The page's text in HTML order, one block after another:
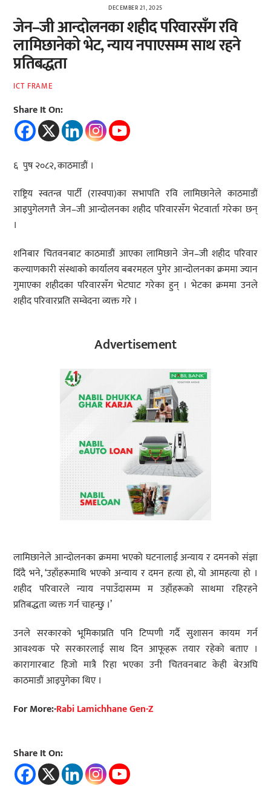
DECEMBER 21, 2025
जेन–जी आन्दोलनका शहीद परिवारसँग रवि
लामिछानेको भेट, न्याय नपाएसम्म साथ रहने
प्रतिबद्धता
ICT FRAME
Share It On:
६ पुष २०८२, काठमाडौं ।
राष्ट्रिय स्वतन्त्र पार्टी (रास्वपा)का सभापति रवि लामिछानेले काठमाडौं
आइपुगेलगत्तै जेन–जी आन्दोलनका शहीद परिवारसँग भेटवार्ता गरेका छन्
।
शनिबार चितवनबाट काठमाडौं आएका लामिछाने जेन–जी शहीद परिवार
कल्याणकारी संस्थाको कार्यालय बबरमहल पुगेर आन्दोलनका क्रममा ज्यान
गुमाएका शहीदका परिवारसँग भेटघाट गरेका हुन् । भेटका क्रममा उनले
शहीद परिवारप्रति सम्वेदना व्यक्त गरे ।
Advertisement
लामिछानेले आन्दोलनका क्रममा भएको घटनालाई अन्याय र दमनको संज्ञा
दिँदै भने, ‘उहाँहरूमाथि भएको अन्याय र दमन हत्या हो, यो आमहत्या हो ।
शहीद परिवारले न्याय नपाउँदासम्म म उहाँहरूको साथमा रहिरहने
प्रतिबद्धता व्यक्त गर्न चाहन्छु ।’
उनले सरकारको भूमिकाप्रति पनि टिप्पणी गर्दै सुशासन कायम गर्न
आवश्यक परे सरकारलाई साथ दिन आफूहरू तयार रहेको बताए ।
कारागारबाट हिजो मात्रै रिहा भएका उनी चितवनबाट केही बेरअघि
काठमाडौं आइपुगेका थिए ।
For More:-Rabi Lamichhane Gen-Z
Share It On: